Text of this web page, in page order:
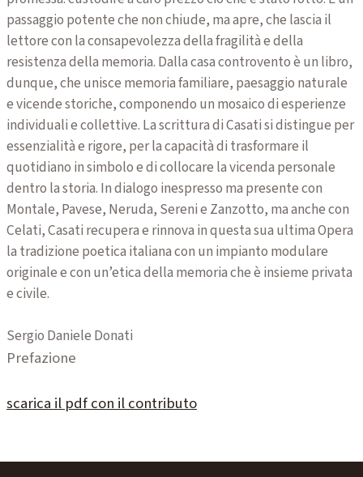
passaggio potente che non chiude, ma apre, che lascia il
lettore con la consapevolezza della fragilità e della
resistenza della memoria. Dalla casa controvento è un libro,
dunque, che unisce memoria familiare, paesaggio naturale
e vicende storiche, componendo un mosaico di esperienze
individuali e collettive. La scrittura di Casati si distingue per
essenzialità e rigore, per la capacità di trasformare il
quotidiano in simbolo e di collocare la vicenda personale
dentro la storia. In dialogo inespresso ma presente con
Montale, Pavese, Neruda, Sereni e Zanzotto, ma anche con
Celati, Casati recupera e rinnova in questa sua ultima Opera
la tradizione poetica italiana con un impianto modulare
originale e con un’etica della memoria che è insieme privata
e civile.
Sergio Daniele Donati
Prefazione
scarica il pdf con il contributo